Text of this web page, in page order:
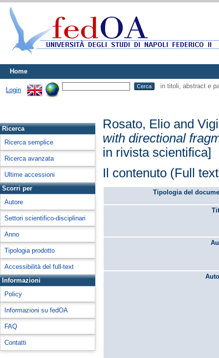
Home
Login
in titoli, abstract e
Ricerca
Ricerca semplice
Ricerca avanzata
Ultime accessioni
Scorri per
Autore
Settori scientifico-disciplinari
Anno
Tipologia prodotto
Accessibilità del full-text
Informazioni
Policy
Informazioni su fedOA
FAQ
Contatti
Rosato, Elio and
with directional
in rivista scientifica]
Il contenuto (Full
Tipologia del